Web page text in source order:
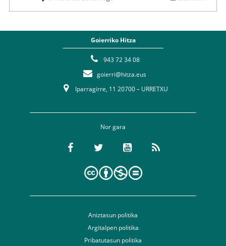
Goierriko Hitza
943 72 34 08
goierri@hitza.eus
Iparragirre, 11 20700 – URRETXU
Nor gara
Aniztasun politika
Argitalpen politika
Pribatutasun politika